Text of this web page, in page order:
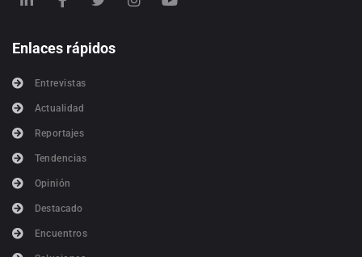
Enlaces rápidos
Entrevistas
Actualidad
Reportajes
Tendencias
Opinión
Destacado
Encuentros